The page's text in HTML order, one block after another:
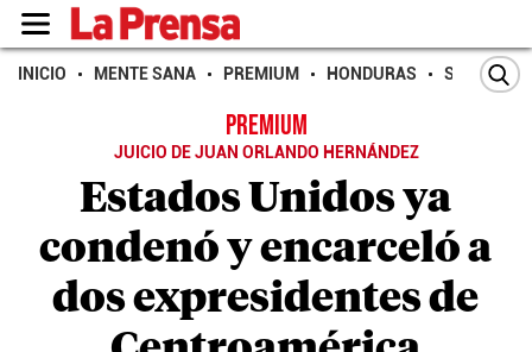
INICIO MENTE SANA PREMIUM HONDURAS SAN
PREMIUM
JUICIO DE JUAN ORLANDO HERNÁNDEZ
Estados Unidos ya
condenó y encarceló a
dos expresidentes de